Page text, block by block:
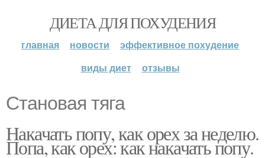
ДИЕТА ДЛЯ ПОХУДЕНИЯ
главная новости
эффективное похудение
виды диет
отзывы
Становая тяга
Накачать попу, как орех за неделю.
Попа, как орех: как накачать попу.